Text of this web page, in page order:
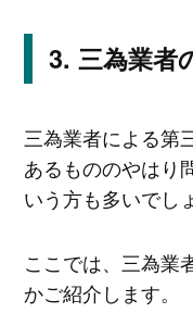
三為業者
三為業者による第
あるもののやはり
いう方も多いでし
ここでは、三為業
かご紹介します。